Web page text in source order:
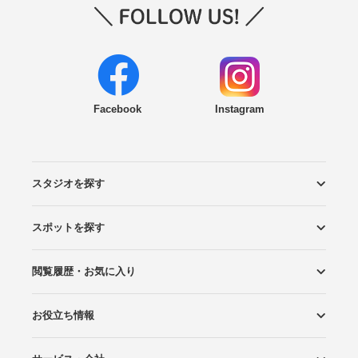
Facebook Instagram
スタジオを探す
エリアから探す
こだわりから探す
NEW PHOTO STYLE
プランから探す
フォトタイプ診断
フォトグラファーから探す
国内リゾートから探す
スポットを探す
ロケーションから探す
スタジオから探す
閲覧履歴・お気に入り
閲覧スタジオ
お気に入り
お役立ち情報